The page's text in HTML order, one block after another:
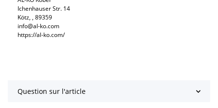
Ichenhauser Str. 14
Kötz, , 89359
info@al-ko.com
https://al-ko.com/
Question sur l'article